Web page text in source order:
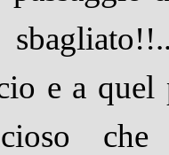
e a quel
che